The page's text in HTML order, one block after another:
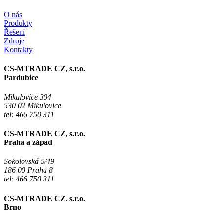
O nás
Produkty
Řešení
Zdroje
Kontakty
CS-MTRADE CZ, s.r.o.
Pardubice
Mikulovice 304
530 02 Mikulovice
tel: 466 750 311
CS-MTRADE CZ, s.r.o.
Praha a západ
Sokolovská 5/49
186 00 Praha 8
tel: 466 750 311
CS-MTRADE CZ, s.r.o.
Brno